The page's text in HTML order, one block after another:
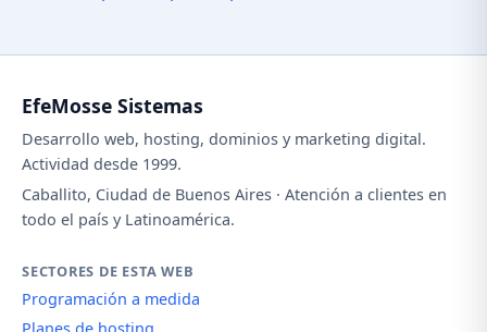
EfeMosse Sistemas
Desarrollo web, hosting, dominios y marketing digital.
Actividad desde 1999.
Caballito, Ciudad de Buenos Aires · Atención a clientes en
todo el país y Latinoamérica.
SECTORES DE ESTA WEB
Programación a medida